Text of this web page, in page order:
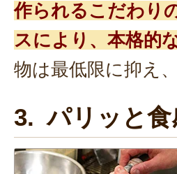
作られるこだわり
スにより、本格的
物は最低限に抑え
3. パリッと食